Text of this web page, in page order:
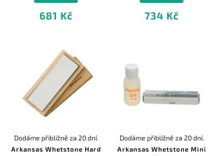
681 Kč 734 Kč
Arkansas Whetstone Hard
Dodáme přibližně za 20 dní.
Arkansas Whetstone Mini
Dodáme přibližně za 20 dní.